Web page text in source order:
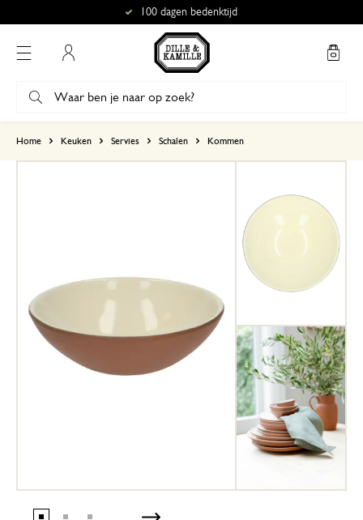
100 dagen bedenktijd
Home Keuken Servies Schalen Kommen